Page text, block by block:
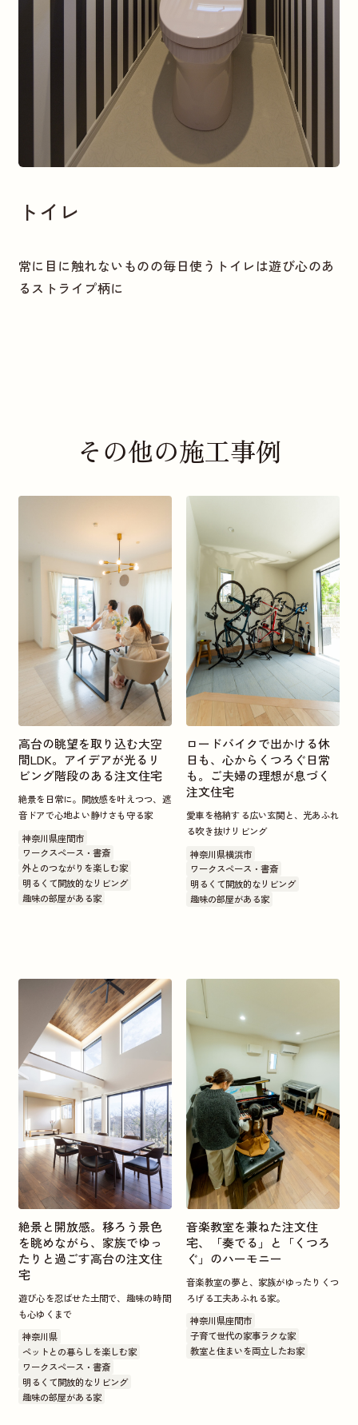
トイレ
常に目に触れないものの毎日使うトイレは遊び心のあ
るストライプ柄に
その他の施工事例
高台の眺望を取り込む大空
間LDK。アイデアが光るリ
ビング階段のある注文住宅
絶景を日常に。開放感を叶えつつ、遮
音ドアで心地よい静けさも守る家
神奈川県座間市
ワークスペース・書斎
外とのつながりを楽しむ家
明るくて開放的なリビング
趣味の部屋がある家
ロードバイクで出かける休
日も、心からくつろぐ日常
も。ご夫婦の理想が息づく
注文住宅
愛車を格納する広い玄関と、光あふれ
る吹き抜けリビング
神奈川県横浜市
ワークスペース・書斎
明るくて開放的なリビング
趣味の部屋がある家
絶景と開放感。移ろう景色
を眺めながら、家族でゆっ
たりと過ごす高台の注文住
宅
遊び心を忍ばせた土間で、趣味の時間
も心ゆくまで
神奈川県
ペットとの暮らしを楽しむ家
ワークスペース・書斎
明るくて開放的なリビング
趣味の部屋がある家
音楽教室を兼ねた注文住
宅、「奏でる」と「くつろ
ぐ」のハーモニー
音楽教室の夢と、家族がゆったりくつ
ろげる工夫あふれる家。
神奈川県座間市
子育て世代の家事ラクな家
教室と住まいを両立したお家